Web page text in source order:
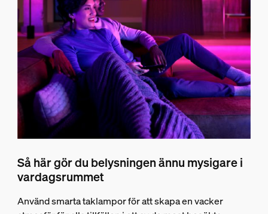
Så här gör du belysningen ännu mysigare i
vardagsrummet
Använd smarta taklampor för att skapa en vacker